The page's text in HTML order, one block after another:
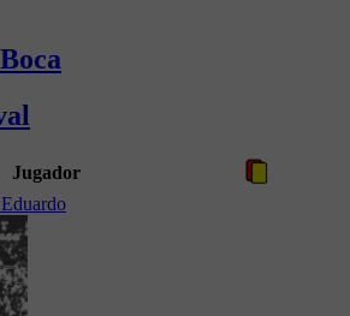
Jugador